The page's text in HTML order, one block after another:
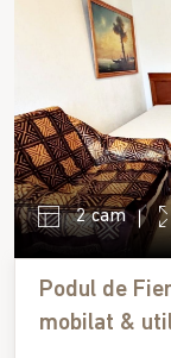
2 cam
Podul de
mobilat &